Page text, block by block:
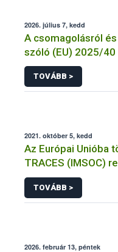
2026. július 7, kedd
A csomagolásról
szóló (EU) 2025/
élelmiszerekkel
szóló 1169/2011/
kötelezettségeinek
TOVÁBB >
2021. október 5, kedd
Az Európai Unióba
TRACES (IMSOC)
Egészségügyi
(angolul: CHEDD)
TOVÁBB >
2026. február 13, péntek